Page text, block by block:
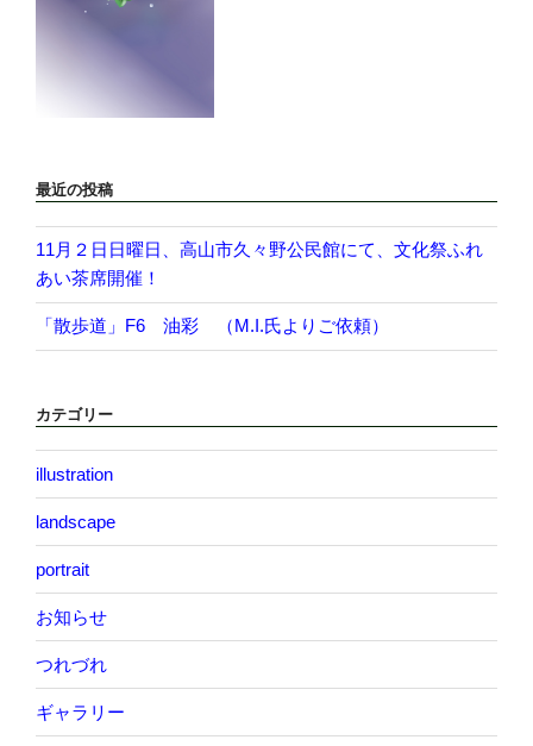
最近の投稿
11月２日日曜日、高山市久々野公民館にて、文化祭ふれ
あい茶席開催！
「散歩道」F6 油彩 （M.I.氏よりご依頼）
カテゴリー
illustration
landscape
portrait
お知らせ
つれづれ
ギャラリー